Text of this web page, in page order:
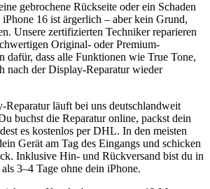
gebrochene Rückseite oder ein Schaden
iPhone 16 ist ärgerlich – aber kein Grund,
Unsere zertifizierten Techniker reparieren
Original- oder Premium-
dafür, dass alle Funktionen wie True Tone,
nach derDisplay-Reparaturwieder
Reparaturläuft bei uns deutschlandweit
buchst die Reparatur online, packst dein
es kostenlos per DHL. In den meisten
Gerät am Tag des Eingangs und schicken
Inklusive Hin- und Rückversand bist du in
3–4 Tage ohne dein iPhone.